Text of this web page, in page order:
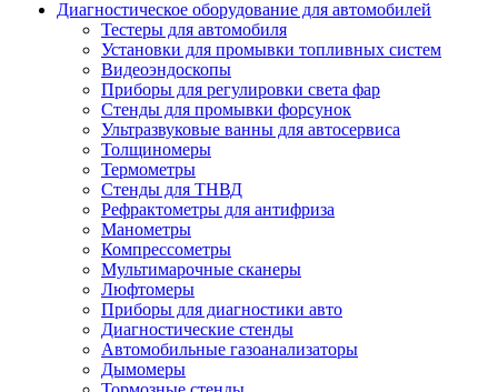
Диагностическое оборудование для автомобилей
Тестеры для автомобиля
Установки для промывки топливных систем
Видеоэндоскопы
Приборы для регулировки света фар
Стенды для промывки форсунок
Ультразвуковые ванны для автосервиса
Толщиномеры
Термометры
Стенды для ТНВД
Рефрактометры для антифриза
Манометры
Компрессометры
Мультимарочные сканеры
Люфтомеры
Приборы для диагностики авто
Диагностические стенды
Автомобильные газоанализаторы
Дымомеры